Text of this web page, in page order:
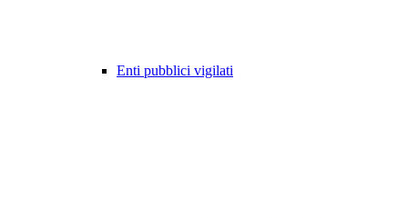
Enti pubblici vigilati